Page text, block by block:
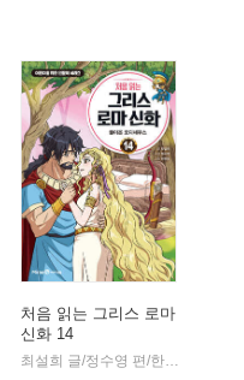
처음 읽는 그리스 로마
신화 14
최설희 글/정수영 편/한현동 그림